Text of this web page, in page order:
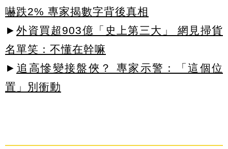
嚇跌2% 專家揭數字背後真相
► 外資買超903億「史上第三大」 網見掃貨
名單笑：不懂在幹嘛
► 追高慘變接盤俠？ 專家示警：「這個位
置」別衝動